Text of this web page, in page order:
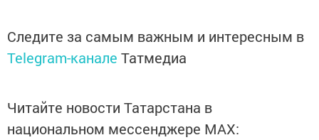
Следите за самым важным и интересным в
Telegram-канале Татмедиа
Читайте новости Татарстана в
национальном мессенджере MАХ: